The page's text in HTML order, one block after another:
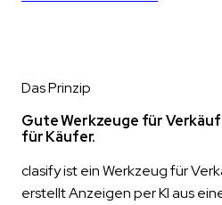
Das Prinzip
Gute Werkzeuge für
für Käufer.
clasify ist ein Werkzeug für
erstellt Anzeigen per KI aus